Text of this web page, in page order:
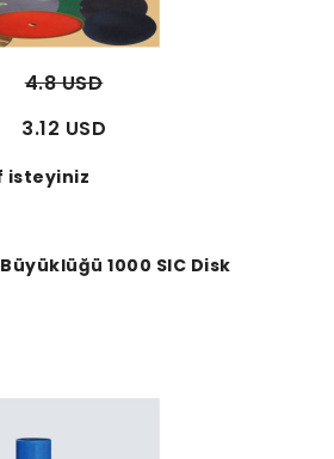
4.8 USD
3.12 USD
isteyiniz
1000 SIC Disk